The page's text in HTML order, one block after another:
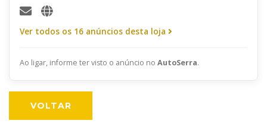
Ver todos os 16 anúncios desta loja
Ao ligar, informe ter visto o anúncio no AutoSerra.
VOLTAR